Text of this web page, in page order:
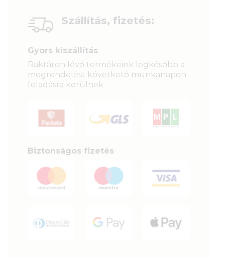
Szállítás, fizetés:
Gyors kiszállítás
Raktáron lévő termékeink legkésőbb a
megrendelést követkető munkanapon
feladásra kerülnek.
Biztonságos fizetés